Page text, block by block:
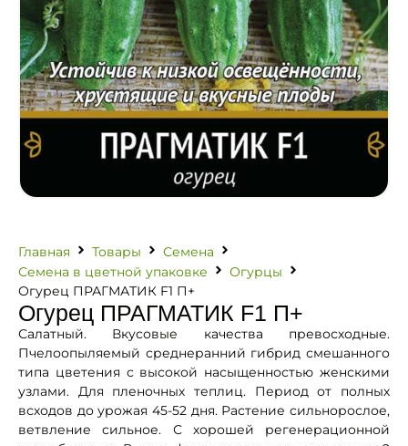
Главная Товары
Семена
Семена в цветной упаковке
Огурцы
Огурец ПРАГМАТИК F1 П+
Огурец ПРАГМАТИК F1 П+
Салатный. Вкусовые качества превосходные.
Пчелоопыляемый среднеранний гибрид смешанного
типа цветения с высокой насыщенностью женскими
узлами. Для пленочных теплиц. Период от полных
всходов до урожая 45-52 дня. Растение сильнорослое,
ветвление сильное. С хорошей регенерационной